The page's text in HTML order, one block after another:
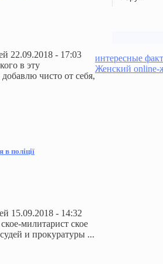
интересные
Женский online-
22.09.2018 - 17:03
в эту
чисто от себя,
в поліції
15.09.2018 - 14:32
милитарист ское
и прокуратуры ...